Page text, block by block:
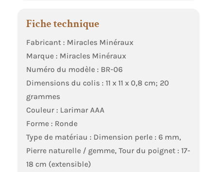
Fiche technique
Fabricant : Miracles Minéraux
Marque : Miracles Minéraux
Numéro du modèle : BR-06
Dimensions du colis : 11 x 11 x 0,8 cm; 20
grammes
Couleur : Larimar AAA
Forme : Ronde
Type de matériau : Dimension perle : 6 mm,
Pierre naturelle / gemme, Tour du poignet : 17-
18 cm (extensible)